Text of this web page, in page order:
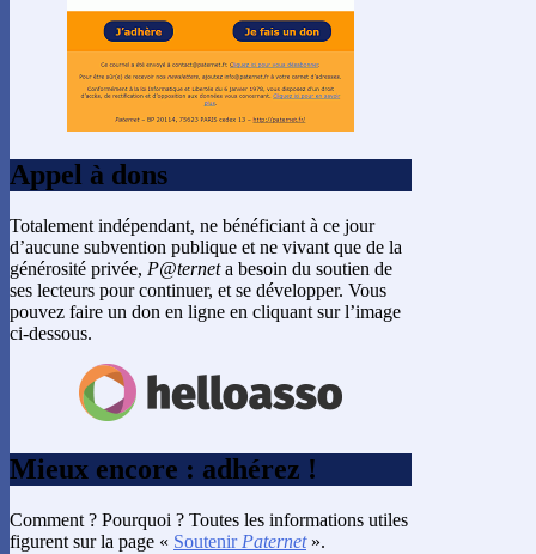
Appel à dons
Totalement indépendant, ne bénéficiant à ce jour
d’aucune subvention publique et ne vivant que de la
générosité privée, P@terneta besoin du soutien de
ses lecteurs pour continuer, et se développer. Vous
pouvez faire un don en ligne en cliquant sur l’image
ci-dessous.
Mieux encore : adhérez !
Comment ? Pourquoi ? Toutes les informations utiles
figurent sur la page « Soutenir Paternet».